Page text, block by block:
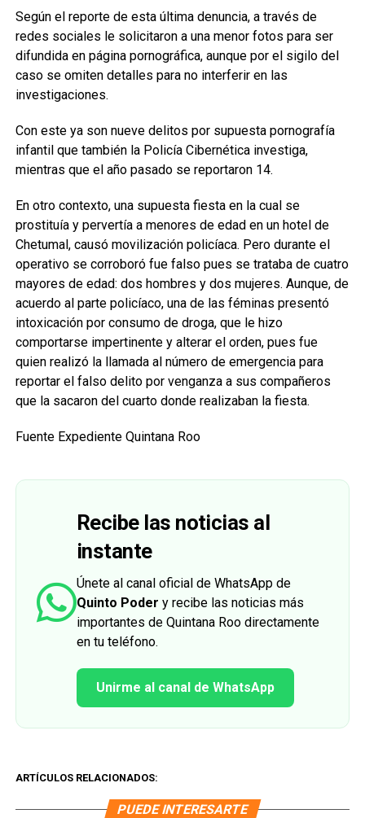
Según el reporte de esta última denuncia, a través de
redes sociales le solicitaron a una menor fotos para ser
difundida en página pornográfica, aunque por el sigilo del
caso se omiten detalles para no interferir en las
investigaciones.
Con este ya son nueve delitos por supuesta pornografía
infantil que también la Policía Cibernética investiga,
mientras que el año pasado se reportaron 14.
En otro contexto, una supuesta fiesta en la cual se
prostituía y pervertía a menores de edad en un hotel de
Chetumal, causó movilización policíaca. Pero durante el
operativo se corroboró fue falso pues se trataba de cuatro
mayores de edad: dos hombres y dos mujeres. Aunque, de
acuerdo al parte policíaco, una de las féminas presentó
intoxicación por consumo de droga, que le hizo
comportarse impertinente y alterar el orden, pues fue
quien realizó la llamada al número de emergencia para
reportar el falso delito por venganza a sus compañeros
que la sacaron del cuarto donde realizaban la fiesta.
Fuente Expediente Quintana Roo
Recibe las noticias al
instante
Únete al canal oficial de WhatsApp de
Quinto Poder y recibe las noticias más
importantes de Quintana Roo directamente
en tu teléfono.
Unirme al canal de WhatsApp
ARTÍCULOS RELACIONADOS:
PUEDE INTERESARTE